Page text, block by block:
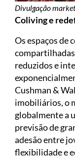
Divulgação
Coliving e
Os espaços de
reduzidos e
Cushman &
imobiliários, o
globalmente a
previsão de
adesão entre
flexibilidade e